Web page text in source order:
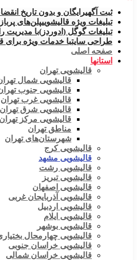
ثبت آگهیرایگان و بدون تاریخ
تبلیغات ویژه قالیشوییپلن‌های
تبلیغات گوگل (ادوردز)با مدیریت
طراحی سایتبا خدمات ویژه برای
صفحه اصلی
استانها
قالیشویی تهران
قالیشویی شمال
قالیشویی جنوب
قالیشویی غرب تهران
قالیشویی شرق تهران
قالیشویی مرکز تهران
مناطق تهران
شهرستان‌های تهران
قالیشویی کرج
قالیشویی مشهد
قالیشویی رشت
قالیشویی تبریز
قالیشویی اصفهان
قالیشویی آذربایجان غربی
قالیشویی اردبیل
قالیشویی ایلام
قالیشویی بوشهر
قالیشویی چهارمحال
قالیشویی خراسان جنوبی
قالیشویی خراسان شمالی